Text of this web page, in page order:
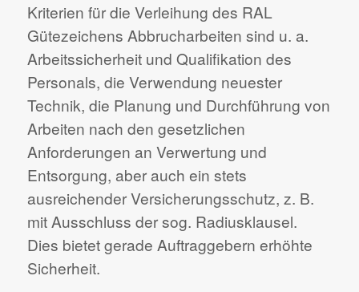
Kriterien für die Verleihung des RAL
Gütezeichens Abbrucharbeiten sind u. a.
Arbeitssicherheit und Qualifikation des
Personals, die Verwendung neuester
Technik, die Planung und Durchführung von
Arbeiten nach den gesetzlichen
Anforderungen an Verwertung und
Entsorgung, aber auch ein stets
ausreichender Versicherungsschutz, z. B.
mit Ausschluss der sog. Radiusklausel.
Dies bietet gerade Auftraggebern erhöhte
Sicherheit.